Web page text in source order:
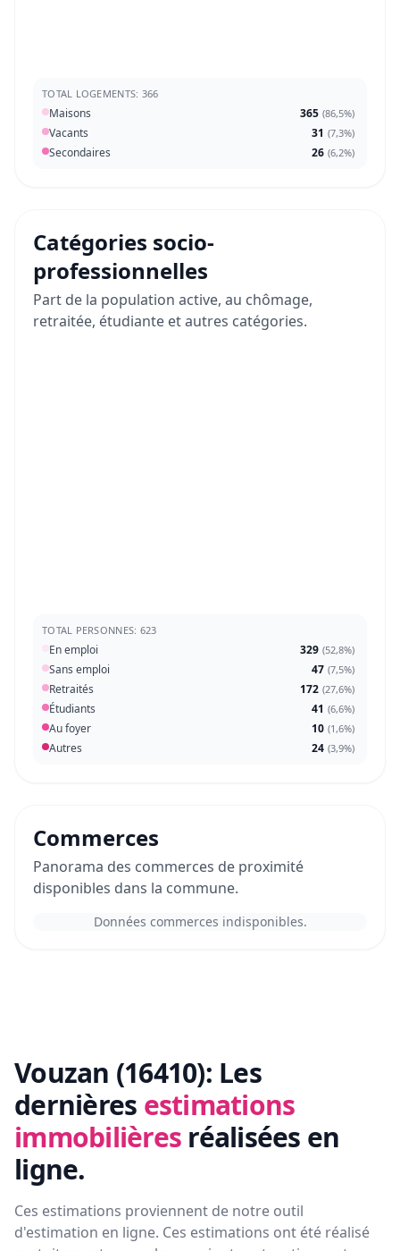
TOTAL LOGEMENTS: 366
Maisons 365 (86,5%)
Vacants 31 (7,3%)
Secondaires 26 (6,2%)
Catégories socio-
professionnelles
Part de la population active, au chômage,
retraitée, étudiante et autres catégories.
TOTAL PERSONNES: 623
En emploi 329 (52,8%)
Sans emploi 47 (7,5%)
Retraités 172 (27,6%)
Étudiants 41 (6,6%)
Au foyer 10 (1,6%)
Autres 24 (3,9%)
Commerces
Panorama des commerces de proximité
disponibles dans la commune.
Données commerces indisponibles.
Vouzan (16410): Les
dernières estimations
immobilières réalisées en
ligne.
Ces estimations proviennent de notre outil
d'estimation en ligne. Ces estimations ont été réalisé